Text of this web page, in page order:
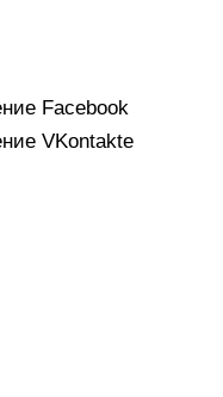
Facebook
VKontakte